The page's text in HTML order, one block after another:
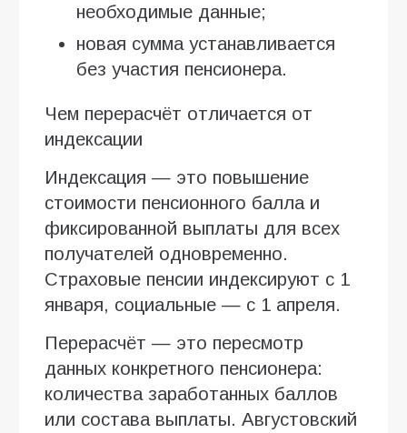
необходимые данные;
новая сумма устанавливается
без участия пенсионера.
Чем перерасчёт отличается от
индексации
Индексация — это повышение
стоимости пенсионного балла и
фиксированной выплаты для всех
получателей одновременно.
Страховые пенсии индексируют с 1
января, социальные — с 1 апреля.
Перерасчёт — это пересмотр
данных конкретного пенсионера:
количества заработанных баллов
или состава выплаты. Августовский